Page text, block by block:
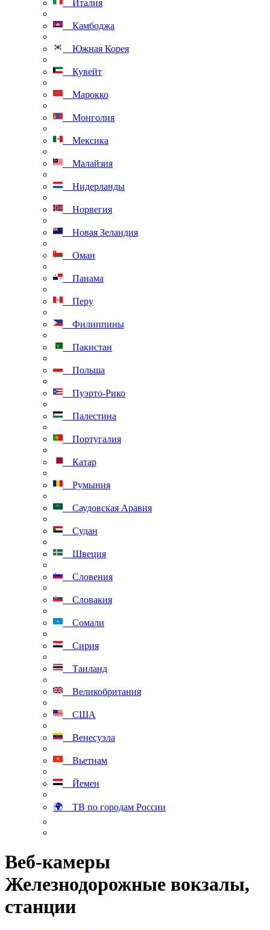
Италия
Камбоджа
Южная Корея
Кувейт
Марокко
Монголия
Мексика
Малайзия
Нидерланды
Норвегия
Новая Зеландия
Оман
Панама
Перу
Филиппины
Пакистан
Польша
Пуэрто-Рико
Палестина
Португалия
Катар
Румыния
Саудовская Аравия
Судан
Швеция
Словения
Словакия
Сомали
Сирия
Таиланд
Великобритания
США
Венесуэла
Вьетнам
Йемен
🌍 ТВ по городам России
Веб-камеры
Железнодорожные вокзалы,
станции